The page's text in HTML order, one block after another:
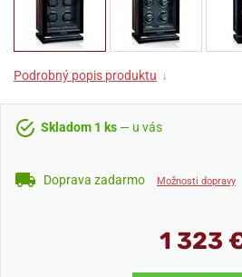
Podrobný popis produktu ↓
Skladom 1 ks — u vás
Doprava zadarmo Možnosti dopravy
1 323